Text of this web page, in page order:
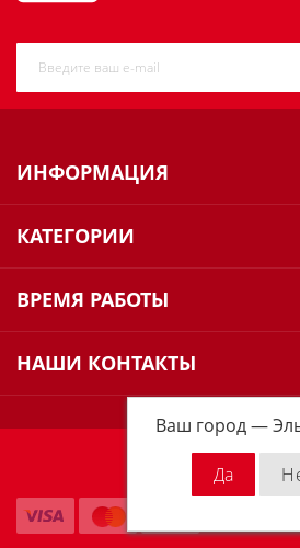
Ваш город —
ИНФОРМАЦИЯ
КАТЕГОРИИ
ВРЕМЯ РАБОТЫ
НАШИ КОНТАКТЫ
Milwaukee Russia ©